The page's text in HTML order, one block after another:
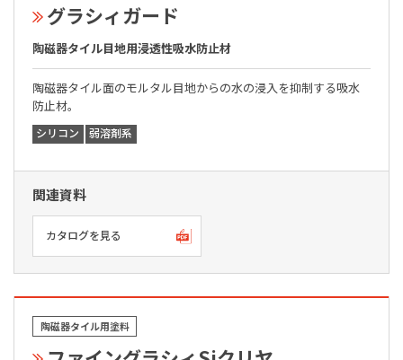
グラシィガード
陶磁器タイル目地用浸透性吸水防止材
陶磁器タイル面のモルタル目地からの水の浸入を抑制する吸水
防止材。
シリコン 弱溶剤系
関連資料
カタログを見る
陶磁器タイル用塗料